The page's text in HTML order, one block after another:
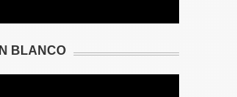
BLANCO